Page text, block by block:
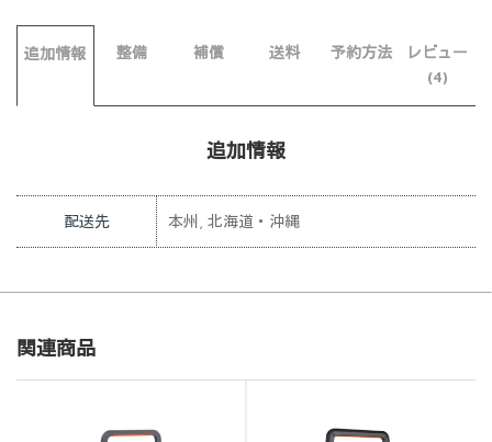
追加情報 整備 補償 送料 予約方法
レビュー
(4)
追加情報
配送先 本州, 北海道・沖縄
関連商品